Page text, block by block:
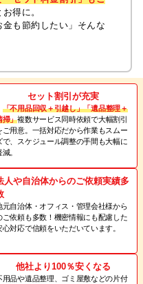
得に。
金も節約したい」そんな
セット割引が充実
「不用品回収＋引越し」「遺品整理＋
掃」複数サービス同時依頼で大幅割引
ご用意。一括対応だから作業もスムー
で、スケジュール調整の手間も大幅に
減。
人や自治体からのご依頼実績多
元自治体・オフィス・管理会社様から
ご依頼も多数！機密情報にも配慮した
心対応で信頼をいただいています。
他社より100％安くなる
用品や遺品整理、ゴミ屋敷などの片付